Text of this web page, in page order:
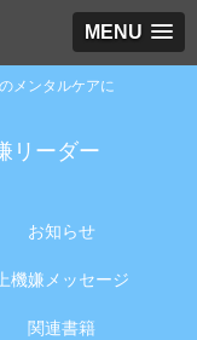
MENU
メンタルケアに
リーダー
お知らせ
機嫌メッセージ
関連書籍